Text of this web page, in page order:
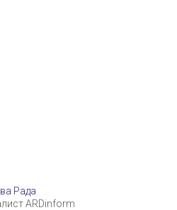
Рада
ARDinform